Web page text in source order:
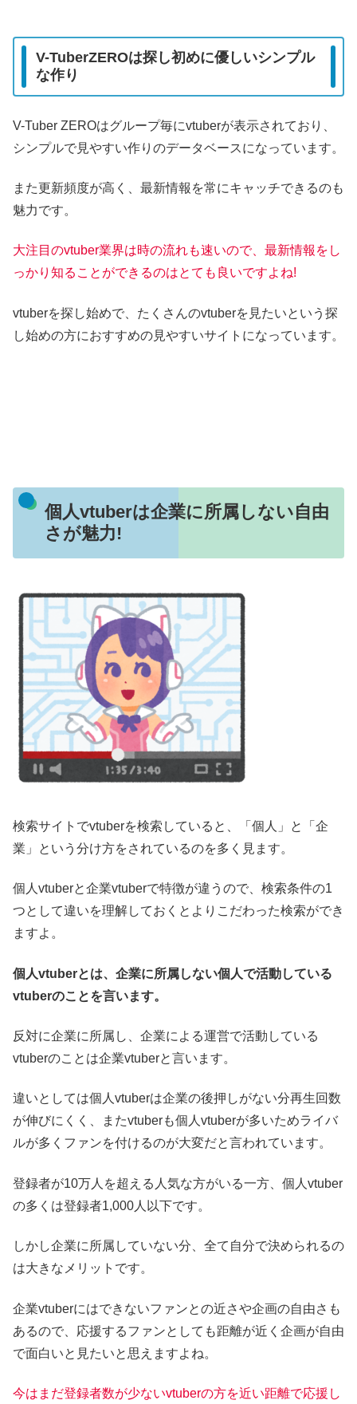
V-TuberZEROは探し初めに優しいシンプル
な作り
V-Tuber ZEROはグループ毎にvtuberが表示されており、
シンプルで見やすい作りのデータベースになっています。
また更新頻度が高く、最新情報を常にキャッチできるのも
魅力です。
大注目のvtuber業界は時の流れも速いので、最新情報をし
っかり知ることができるのはとても良いですよね!
vtuberを探し始めで、たくさんのvtuberを見たいという探
し始めの方におすすめの見やすいサイトになっています。
個人vtuberは企業に所属しない自由
さが魅力!
検索サイトでvtuberを検索していると、「個人」と「企
業」という分け方をされているのを多く見ます。
個人vtuberと企業vtuberで特徴が違うので、検索条件の1
つとして違いを理解しておくとよりこだわった検索ができ
ますよ。
個人vtuberとは、企業に所属しない個人で活動している
vtuberのことを言います。
反対に企業に所属し、企業による運営で活動している
vtuberのことは企業vtuberと言います。
違いとしては個人vtuberは企業の後押しがない分再生回数
が伸びにくく、またvtuberも個人vtuberが多いためライバ
ルが多くファンを付けるのが大変だと言われています。
登録者が10万人を超える人気な方がいる一方、個人vtuber
の多くは登録者1,000人以下です。
しかし企業に所属していない分、全て自分で決められるの
は大きなメリットです。
企業vtuberにはできないファンとの近さや企画の自由さも
あるので、応援するファンとしても距離が近く企画が自由
で面白いと見たいと思えますよね。
今はまだ登録者数が少ないvtuberの方を近い距離で応援し